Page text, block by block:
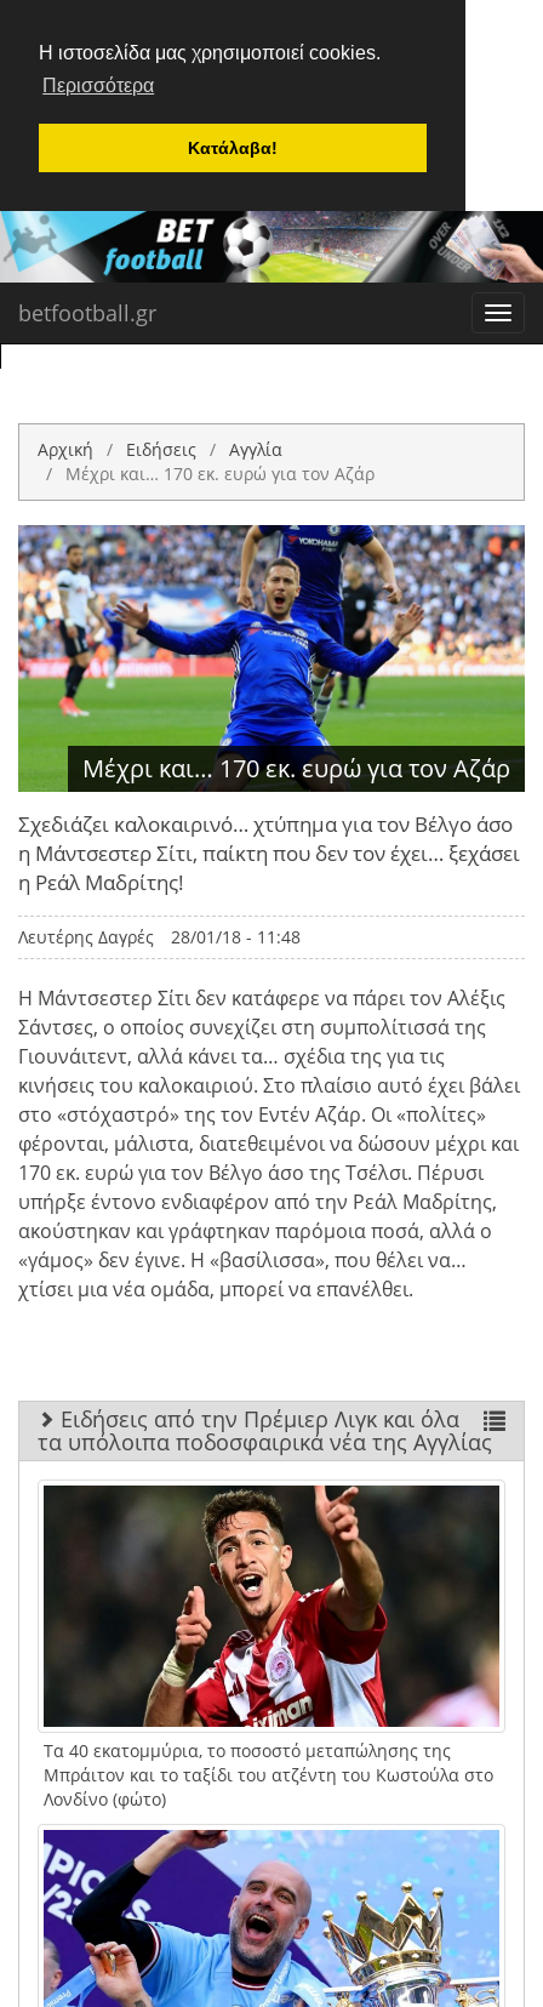
Η ιστοσελίδα μας χρησιμοποιεί cookies.
Περισσότερα
Κατάλαβα!
betfootball.gr
Αρχική Ειδήσεις
Αγγλία
Μέχρι και… 170 εκ. ευρώ για τον Αζάρ
Μέχρι και… 170 εκ. ευρώ για τον Αζάρ
Σχεδιάζει καλοκαιρινό… χτύπημα για τον Βέλγο άσο
η Μάντσεστερ Σίτι, παίκτη που δεν τον έχει… ξεχάσει
η Ρεάλ Μαδρίτης!
Λευτέρης Δαγρές 28/01/18 - 11:48
Η Μάντσεστερ Σίτι δεν κατάφερε να πάρει τον Αλέξις
Σάντσες, ο οποίος συνεχίζει στη συμπολίτισσά της
Γιουνάιτεντ, αλλά κάνει τα… σχέδια της για τις
κινήσεις του καλοκαιριού. Στο πλαίσιο αυτό έχει βάλει
στο «στόχαστρό» της τον Εντέν Αζάρ. Οι «πολίτες»
φέρονται, μάλιστα, διατεθειμένοι να δώσουν μέχρι και
170 εκ. ευρώ για τον Βέλγο άσο της Τσέλσι. Πέρυσι
υπήρξε έντονο ενδιαφέρον από την Ρεάλ Μαδρίτης,
ακούστηκαν και γράφτηκαν παρόμοια ποσά, αλλά ο
«γάμος» δεν έγινε. Η «βασίλισσα», που θέλει να…
χτίσει μια νέα ομάδα, μπορεί να επανέλθει.
Ειδήσεις από την Πρέμιερ Λιγκ και όλα
τα υπόλοιπα ποδοσφαιρικά νέα της Αγγλίας
Τα 40 εκατομμύρια, το ποσοστό μεταπώλησης της
Μπράιτον και το ταξίδι του ατζέντη του Κωστούλα στο
Λονδίνο (φώτο)